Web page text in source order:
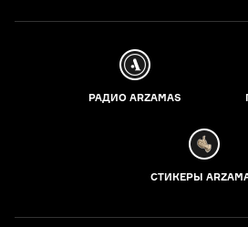
РАДИО ARZAMAS
СТИКЕРЫ